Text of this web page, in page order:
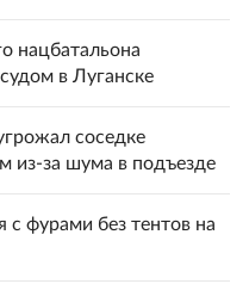
нацбатальона
в Луганске
соседке
из-за шума в подъезде
фурами без тентов на